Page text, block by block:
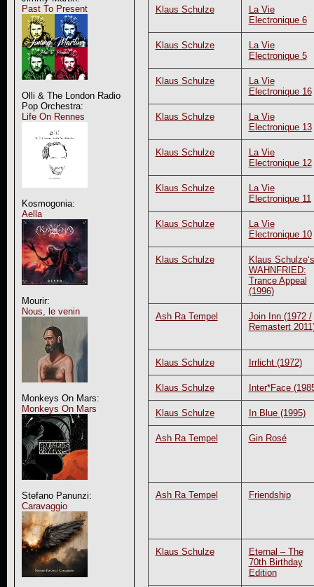
Past To Present
Olli & The London Radio
Pop Orchestra:
Life On Rennes
Kosmogonia:
Aella
Mourir:
Nous, le venin
Monkeys On Mars:
Monkeys On Mars
Stefano Panunzi:
Caravaggio
Klaus Schulze
La Vie
Electronique 6
Klaus Schulze
La Vie
Electronique 5
Klaus Schulze
La Vie
Electronique 16
Klaus Schulze
La Vie
Electronique 13
Klaus Schulze
La Vie
Electronique 12
Klaus Schulze
La Vie
Electronique 11
Klaus Schulze
La Vie
Electronique 10
Klaus Schulze
Klaus Schulze‘s
WAHNFRIED:
Trance Appeal
(1996)
Ash Ra Tempel
Join Inn (1972 /
Remastert
Klaus Schulze Irrlicht (1972)
Klaus Schulze Inter*Face
Klaus Schulze In Blue (1995)
Ash Ra Tempel Gin Rosé
Ash Ra Tempel Friendship
Klaus Schulze
Eternal – The
70th Birthday
Edition